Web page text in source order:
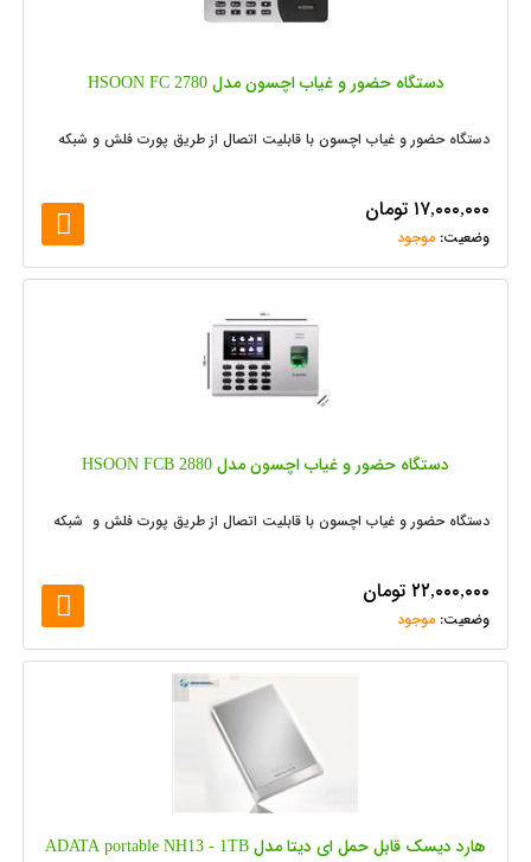
دستگاه حضور و غیاب اچسون مدل HSOON FC 2780
دستگاه حضور و غیاب اچسون با قابلیت اتصال از طریق پورت فلش و شبکه
۱۷,۰۰۰,۰۰۰ تومان
موجود
دستگاه حضور و غیاب اچسون مدل HSOON FCB 2880
دستگاه حضور و غیاب اچسون با قابلیت اتصال از طریق پورت فلش و شبکه
۲۲,۰۰۰,۰۰۰ تومان
موجود
هارد دیسک قابل حمل ای دیتا مدل ADATA portable NH13 - 1TB